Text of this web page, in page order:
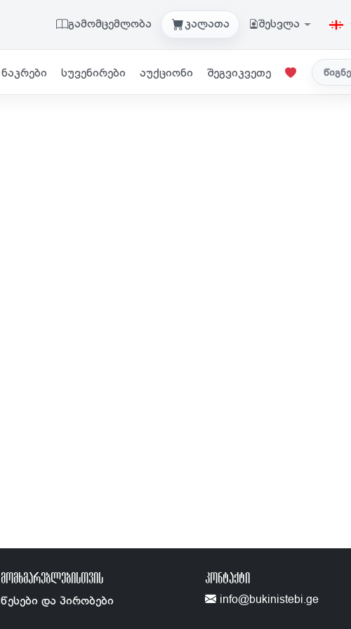
გამომცემლობა კალათა შესვლა
ნაკრები სუვენირები აუქციონი შეგვიკვეთე
ᲛᲝᲛᲮᲛᲐᲠᲔᲑᲚᲔᲑᲘᲡᲗᲕᲘᲡ
წესები და პირობები
ᲙᲝᲜᲢᲐᲥᲢᲘ
info@bukinistebi.ge